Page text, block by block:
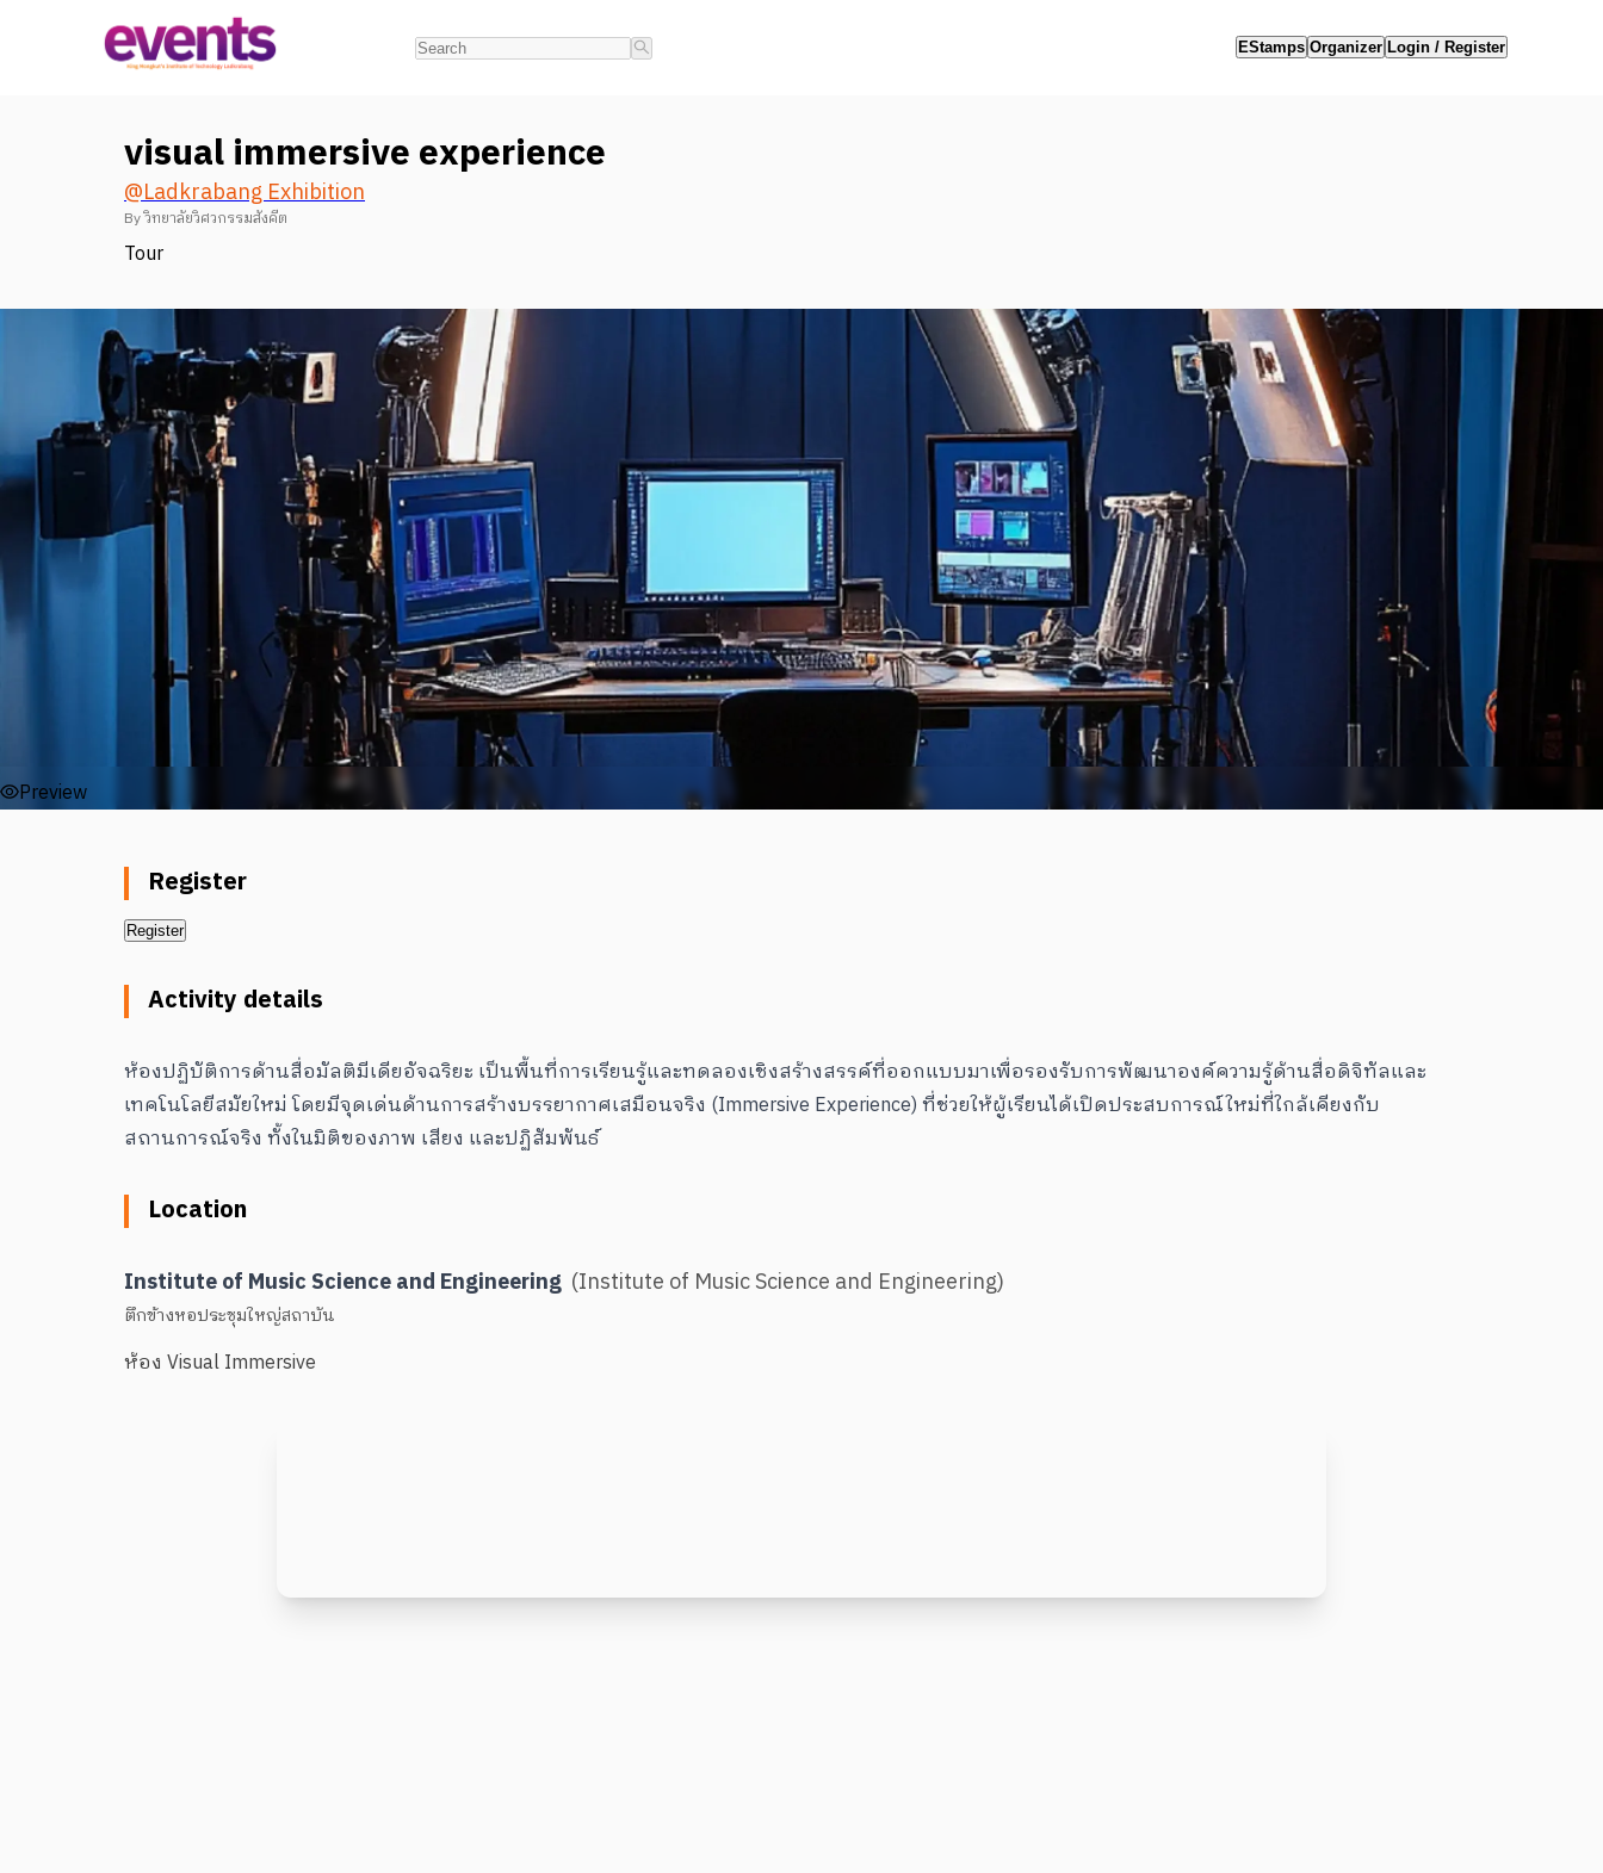
EStamps Organizer Login / Register
visual immersive experience
@Ladkrabang Exhibition
Byวิทยาลัยวิศวกรรมสังคีต
Tour
Preview
Register
Register
Activity details
ห้องปฏิบัติการด้านสื่อมัลติมีเดียอัจฉริยะ เป็นพื้นที่การเรียนรู้และทดลองเชิงสร้างสรรค์ที่ออกแบบมาเพื่อรองรับการพัฒนาองค์ความรู้ด้านสื่อดิจิทัลและ
เทคโนโลยีสมัยใหม่ โดยมีจุดเด่นด้านการสร้างบรรยากาศเสมือนจริง (Immersive Experience) ที่ช่วยให้ผู้เรียนได้เปิดประสบการณ์ใหม่ที่ใกล้เคียงกับ
สถานการณ์จริง ทั้งในมิติของภาพ เสียง และปฏิสัมพันธ์
Location
Institute of Music Science and Engineering (Institute of Music Science and Engineering)
ตึกข้างหอประชุมใหญ่สถาบัน
ห้อง Visual Immersive